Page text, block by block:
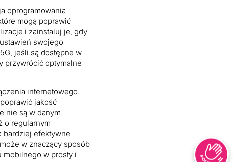
oprogramowania
mogą poprawić
i zainstaluj je, gdy
swojego
jeśli są dostępne w
przywrócić optymalne
internetowego.
jakość
nie są w danym
o regularnym
bardziej efektywne
w znaczący sposób
mobilnego w prosty i